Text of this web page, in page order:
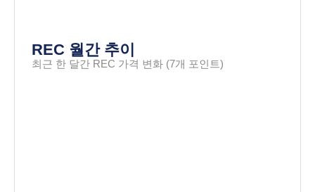
REC 월간 추이
최근 한 달간 REC 가격 변화 (7개 포인트)